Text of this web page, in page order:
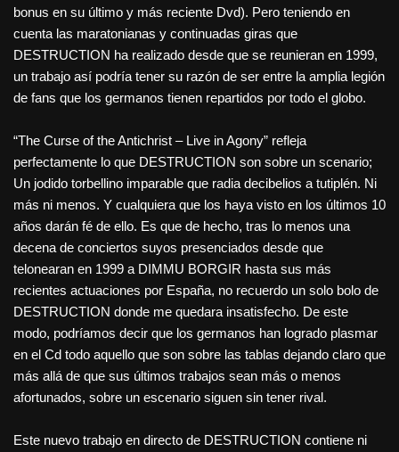
bonus en su último y más reciente Dvd). Pero teniendo en
cuenta las maratonianas y continuadas giras que
DESTRUCTION ha realizado desde que se reunieran en 1999,
un trabajo así podría tener su razón de ser entre la amplia legión
de fans que los germanos tienen repartidos por todo el globo.
“The Curse of the Antichrist – Live in Agony” refleja
perfectamente lo que DESTRUCTION son sobre un scenario;
Un jodido torbellino imparable que radia decibelios a tutiplén. Ni
más ni menos. Y cualquiera que los haya visto en los últimos 10
años darán fé de ello. Es que de hecho, tras lo menos una
decena de conciertos suyos presenciados desde que
telonearan en 1999 a DIMMU BORGIR hasta sus más
recientes actuaciones por España, no recuerdo un solo bolo de
DESTRUCTION donde me quedara insatisfecho. De este
modo, podríamos decir que los germanos han logrado plasmar
en el Cd todo aquello que son sobre las tablas dejando claro que
más allá de que sus últimos trabajos sean más o menos
afortunados, sobre un escenario siguen sin tener rival.
Este nuevo trabajo en directo de DESTRUCTION contiene ni